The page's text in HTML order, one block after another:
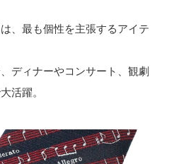
、最も個性を主張するアイテ
ディナーやコンサート、観劇
活躍。